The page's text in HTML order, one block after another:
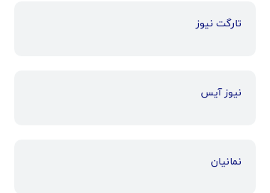
تارگت نیوز
نیوز آیس
نمانیان